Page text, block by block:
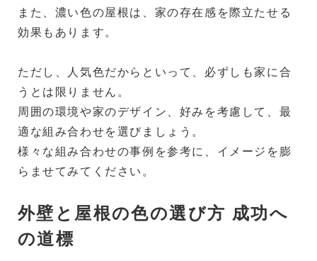
また、濃い色の屋根は、家の存在感を際立たせる
効果もあります。
ただし、人気色だからといって、必ずしも家に合
うとは限りません。
周囲の環境や家のデザイン、好みを考慮して、最
適な組み合わせを選びましょう。
様々な組み合わせの事例を参考に、イメージを膨
らませてみてください。
外壁と屋根の色の選び方 成功へ
の道標